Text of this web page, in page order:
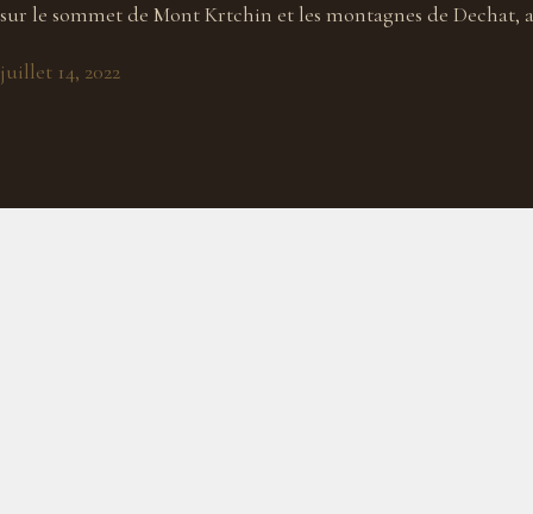
sur le sommet de Mont Krtchin et les montagnes de Dechat,
juillet 14, 2022